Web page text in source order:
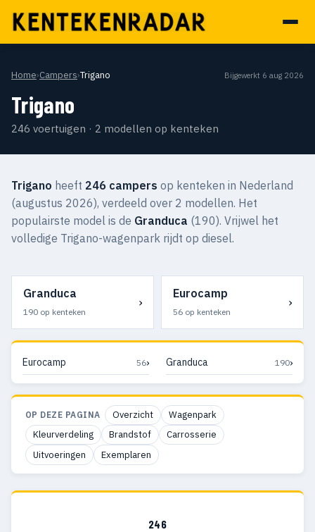
Home›Campers›Trigano Bijgewerkt 6 aug 2026
Trigano
246 voertuigen · 2 modellen op kenteken
Trigano heeft 246 campers op kenteken in Nederland
(augustus 2026), verdeeld over 2 modellen. Het
populairste model is de Granduca (190). Vrijwel het
volledige Trigano-wagenpark rijdt op diesel.
Granduca
190 op kenteken
›
Eurocamp
56 op kenteken
›
Eurocamp 56› Granduca 190›
OP DEZE PAGINA Overzicht
Wagenpark
Kleurverdeling
Brandstof
Carrosserie
Uitvoeringen
Exemplaren
246